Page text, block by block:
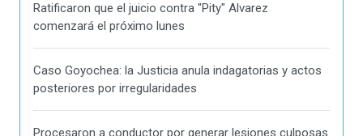
Ratificaron que el juicio contra "Pity" Alvarez
comenzará el próximo lunes
Caso Goyochea: la Justicia anula indagatorias y actos
posteriores por irregularidades
Procesaron a conductor por generar lesiones culposas